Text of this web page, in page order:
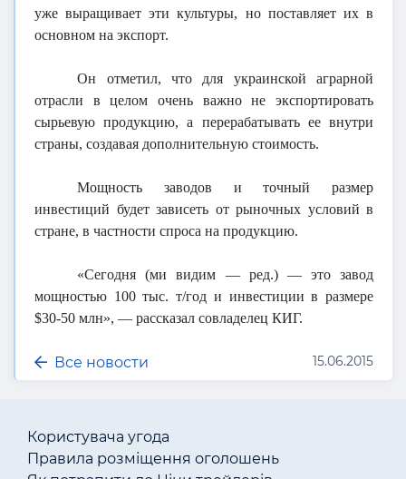
уже выращивает эти культуры, но поставляет их в
основном на экспорт.
Он отметил, что для украинской аграрной
отрасли в целом очень важно не экспортировать
сырьевую продукцию, а перерабатывать ее внутри
страны, создавая дополнительную стоимость.
Мощность заводов и точный размер
инвестиций будет зависеть от рыночных условий в
стране, в частности спроса на продукцию.
«Сегодня (ми видим — ред.) — это завод
мощностью 100 тыс. т/год и инвестиции в размере
$30-50 млн», — рассказал совладелец КИГ.
Все новости 15.06.2015
Користувача угода
Правила розміщення оголошень